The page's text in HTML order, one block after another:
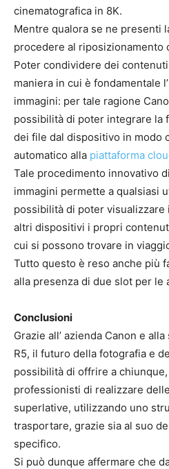
cinematografica in 8K.
Mentre qualora se ne presenti
procedere al riposizionamento
Poter condividere dei
maniera in cui è fondamentale
immagini: per tale ragione
possibilità di poter integrare la
dei file dal dispositivo in modo
automatico alla piattaforma
Tale procedimento innovativo
immagini permette a qualsiasi
possibilità di poter visualizzare
altri dispositivi i propri
cui si possono trovare in
Tutto questo è reso anche più
alla presenza di due slot per le
Conclusioni
Grazie all’ azienda Canon e
R5, il futuro della fotografia e
possibilità di offrire a
professionisti di realizzare
superlative, utilizzando uno
trasportare, grazie sia al suo
specifico.
Si può dunque affermare che